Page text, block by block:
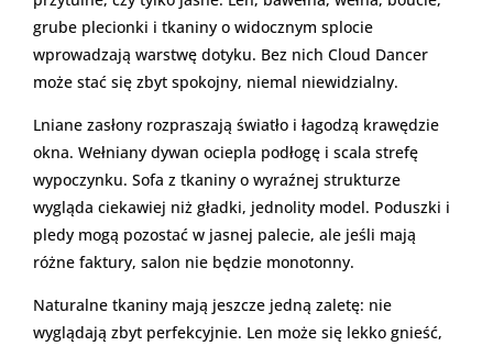
grube plecionki i tkaniny o widocznym splocie
wprowadzają warstwę dotyku. Bez nich Cloud Dancer
może stać się zbyt spokojny, niemal niewidzialny.
Lniane zasłony rozpraszają światło i łagodzą krawędzie
okna. Wełniany dywan ociepla podłogę i scala strefę
wypoczynku. Sofa z tkaniny o wyraźnej strukturze
wygląda ciekawiej niż gładki, jednolity model. Poduszki i
pledy mogą pozostać w jasnej palecie, ale jeśli mają
różne faktury, salon nie będzie monotonny.
Naturalne tkaniny mają jeszcze jedną zaletę: nie
wyglądają zbyt perfekcyjnie. Len może się lekko gnieść,